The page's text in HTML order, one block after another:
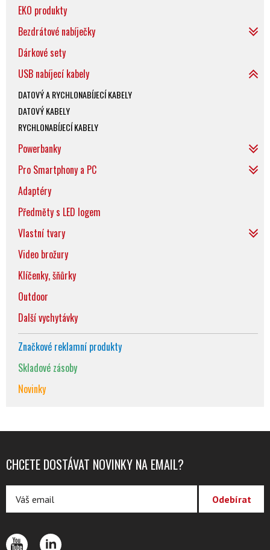
EKO produkty
Bezdrátové nabíječky
Dárkové sety
USB nabíjecí kabely
DATOVÝ A RYCHLONABÍJECÍ KABELY
DATOVÝ KABELY
RYCHLONABÍJECÍ KABELY
Powerbanky
Pro Smartphony a PC
Adaptéry
Předměty s LED logem
Vlastní tvary
Video brožury
Klíčenky, šňůrky
Outdoor
Další vychytávky
Značkové reklamní produkty
Skladové zásoby
Novinky
CHCETE DOSTÁVAT NOVINKY NA EMAIL?